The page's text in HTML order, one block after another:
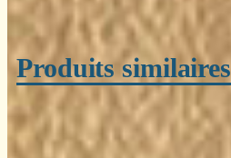
Produits similaires